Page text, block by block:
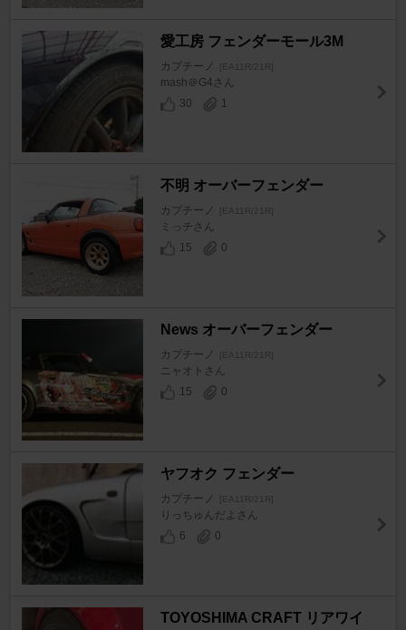
愛工房 フェンダーモール3M
カプチーノ [EA11R/21R]
mash＠G4さん
30
1
不明 オーバーフェンダー
カプチーノ [EA11R/21R]
ミっチさん
15
0
News オーバーフェンダー
カプチーノ [EA11R/21R]
ニャオトさん
15
0
ヤフオク フェンダー
カプチーノ [EA11R/21R]
りっちゅんだよさん
6
0
TOYOSHIMA CRAFT リアワイ